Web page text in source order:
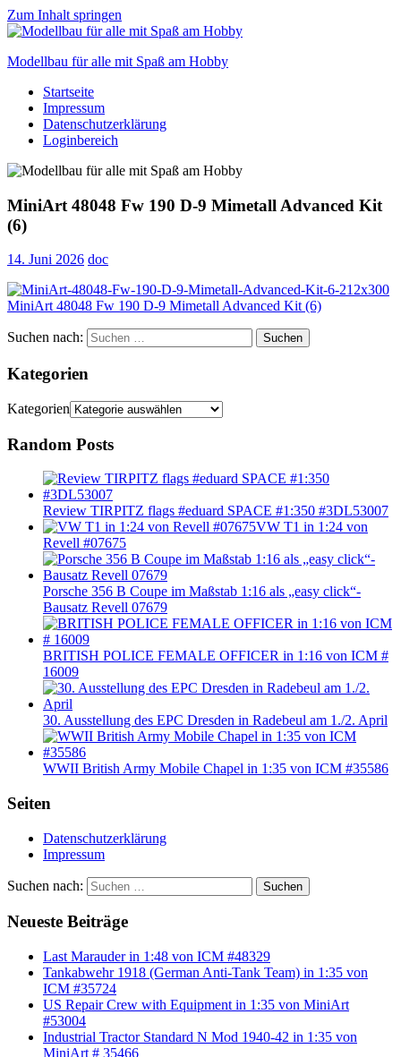
Zum Inhalt springen
Modellbau für alle mit Spaß am Hobby
Scale
modelling
to
Startseite
Impressum
Datenschutzerklärung
Loginbereich
MiniArt 48048 Fw 190 D-9 Mimetall Advanced Kit
(6)
14. Juni 2026 doc
Suchen nach: Suchen
Kategorien
Kategorien
Random Posts
Review TIRPITZ flags #eduard SPACE #1:350 #3DL53007
VW T1 in 1:24 von
Revell #07675
Porsche 356 B Coupe im Maßstab 1:16 als „easy click“-
Bausatz Revell 07679
BRITISH POLICE FEMALE OFFICER in 1:16 von ICM #
16009
30. Ausstellung des EPC Dresden in Radebeul am 1./2. April
WWII British Army Mobile Chapel in 1:35 von ICM #35586
Seiten
Datenschutzerklärung
Impressum
Suchen nach: Suchen
Neueste Beiträge
Last Marauder in 1:48 von ICM #48329
Tankabwehr 1918 (German Anti-Tank Team) in 1:35 von
ICM #35724
US Repair Crew with Equipment in 1:35 von MiniArt
#53004
Industrial Tractor Standard N Mod 1940-42 in 1:35 von
MiniArt # 35466